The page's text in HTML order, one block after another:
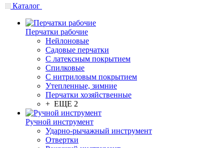
Каталог
Перчатки рабочие
Нейлоновые
Садовые перчатки
С латексным покрытием
Cпилковые
С нитриловым покрытием
Утепленные, зимние
Перчатки хозяйственные
+ ЕЩЕ 2
Ручной инструмент
Ударно-рычажный инструмент
Отвертки